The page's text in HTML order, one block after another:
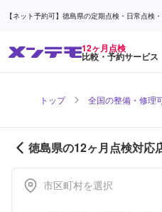
【ネット予約可】徳島県の定期点検・日常点検
12ヶ月点検
比較・予約サービス
トップ 全国の整備・修理
徳島県の12ヶ月点検対応
(1ページ目)
市区町村を選択